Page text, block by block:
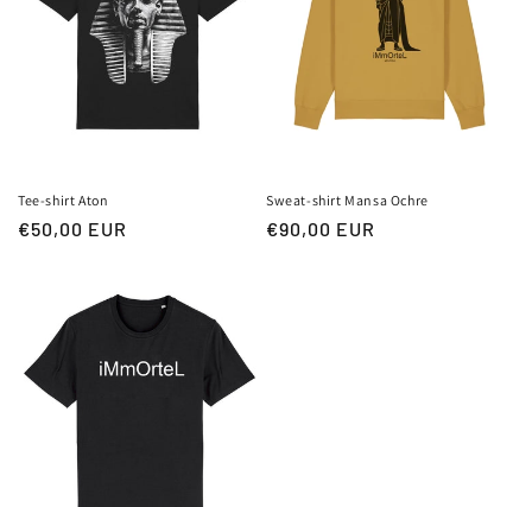
Tee-shirt Aton
Prix
€50,00 EUR
Sweat-shirt Mansa Ochre
Prix
€90,00 EUR